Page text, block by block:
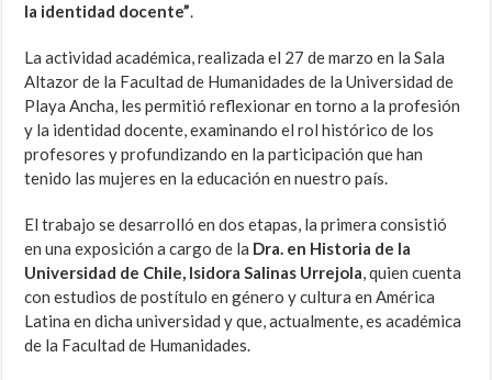
la identidad docente”.
La actividad académica, realizada el 27 de marzo en la Sala
Altazor de la Facultad de Humanidades de la Universidad de
Playa Ancha, les permitió reflexionar en torno a la profesión
y la identidad docente, examinando el rol histórico de los
profesores y profundizando en la participación que han
tenido las mujeres en la educación en nuestro país.
El trabajo se desarrolló en dos etapas, la primera consistió
en una exposición a cargo de la Dra. en Historia de la
Universidad de Chile, Isidora Salinas Urrejola, quien cuenta
con estudios de postítulo en género y cultura en América
Latina en dicha universidad y que, actualmente, es académica
de la Facultad de Humanidades.